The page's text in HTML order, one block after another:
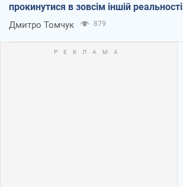
прокинутися в зовсім іншій реальності
Дмитро Томчук 879